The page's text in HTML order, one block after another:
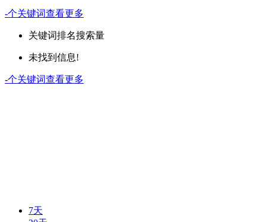
-个关键词查看更多
关键词排名搜索量
未找到信息!
-个关键词查看更多
7天